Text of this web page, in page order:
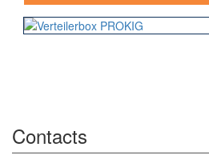
Contacts